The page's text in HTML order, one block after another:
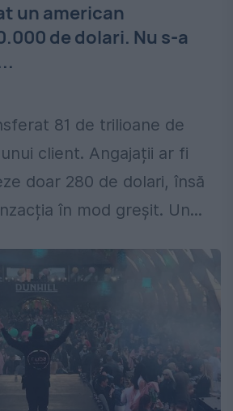
un american
de dolari. Nu s-a
81 de trilioane de
client. Angajații ar fi
doar 280 de dolari, însă
în mod greșit. Un...